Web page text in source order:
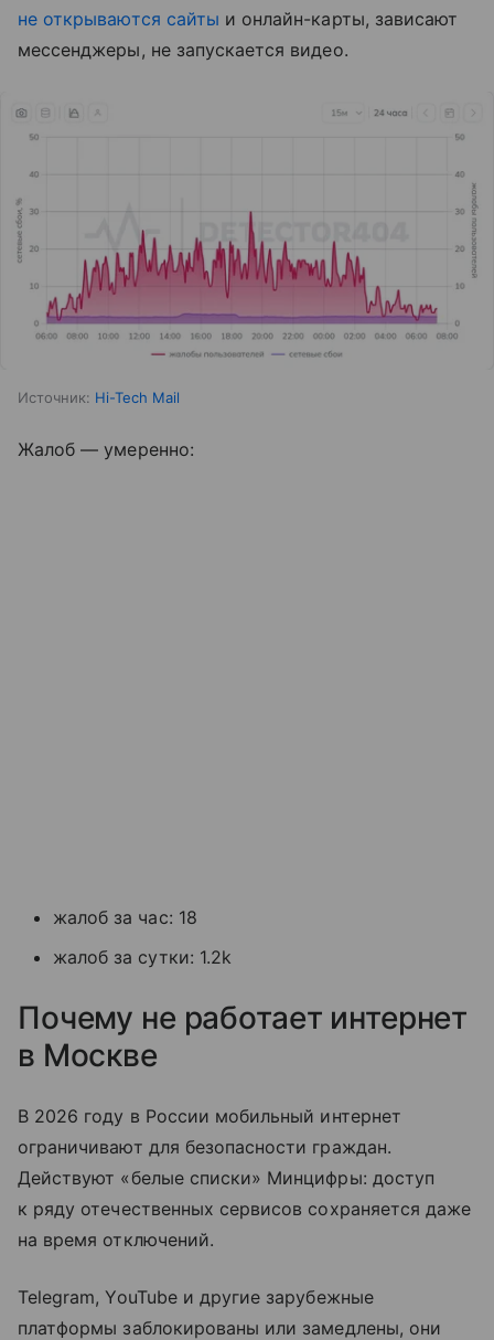
не открываются сайты и онлайн-карты, зависают
мессенджеры, не запускается видео.
Источник: Hi-Tech Mail
Жалоб — умеренно:
жалоб за час: 18
жалоб за сутки: 1.2k
Почему не работает интернет
в Москве
В 2026 году в России мобильный интернет
ограничивают для безопасности граждан.
Действуют «белые списки» Минцифры: доступ
к ряду отечественных сервисов сохраняется даже
на время отключений.
Telegram, YouTube и другие зарубежные
платформы заблокированы или замедлены, они